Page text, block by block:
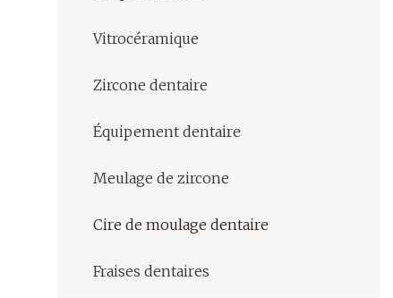
Vitrocéramique
Zircone dentaire
Équipement dentaire
Meulage de zircone
Cire de moulage dentaire
Fraises dentaires